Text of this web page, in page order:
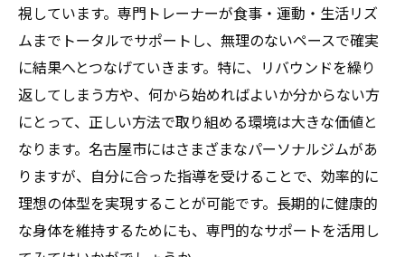
視しています。専門トレーナーが食事・運動・生活リズ
ムまでトータルでサポートし、無理のないペースで確実
に結果へとつなげていきます。特に、リバウンドを繰り
返してしまう方や、何から始めればよいか分からない方
にとって、正しい方法で取り組める環境は大きな価値と
なります。名古屋市にはさまざまなパーソナルジムがあ
りますが、自分に合った指導を受けることで、効率的に
理想の体型を実現することが可能です。長期的に健康的
な身体を維持するためにも、専門的なサポートを活用し